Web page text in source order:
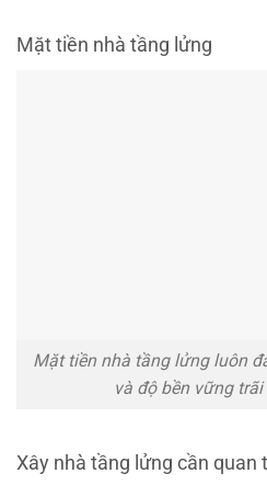
Mặt tiền nhà tầng lửng
Mặt tiền nhà tầng lửng luôn
và độ bền vững
Xây nhà tầng lửng cần quan